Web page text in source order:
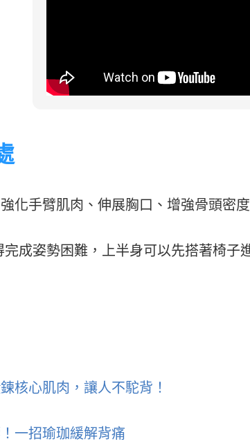
化手臂肌肉、伸展胸口、增強骨頭密
成姿勢困難，上半身可以先搭著椅子
核心肌肉，讓人不駝背！
一招瑜珈緩解背痛